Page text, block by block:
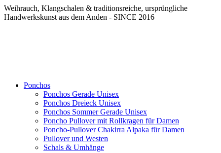
Weihrauch, Klangschalen & traditionsreiche, ursprüngliche
Handwerkskunst aus dem Anden - SINCE 2016
Ponchos
Ponchos Gerade Unisex
Ponchos Dreieck Unisex
Ponchos Sommer Gerade Unisex
Poncho Pullover mit Rollkragen für Damen
Poncho-Pullover Chakirra Alpaka für Damen
Pullover und Westen
Schals & Umhänge